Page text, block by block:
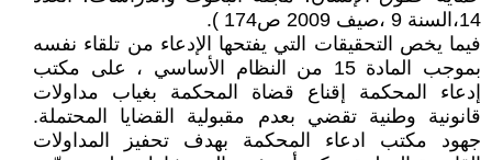
14،السنة 9 ،صيف 2009 ص174 ).
فيما يخص التحقيقات التي يفتحها الإدعاء من تلقاء نفسه
بموجب المادة 15 من النظام الأساسي ، على مكتب
إدعاء المحكمة إقناع قضاة المحكمة بغياب مداولات
قانونية وطنية تقضي بعدم مقبولية القضايا المحتملة.
جهود مكتب ادعاء المحكمة بهدف تحفيز المداولات